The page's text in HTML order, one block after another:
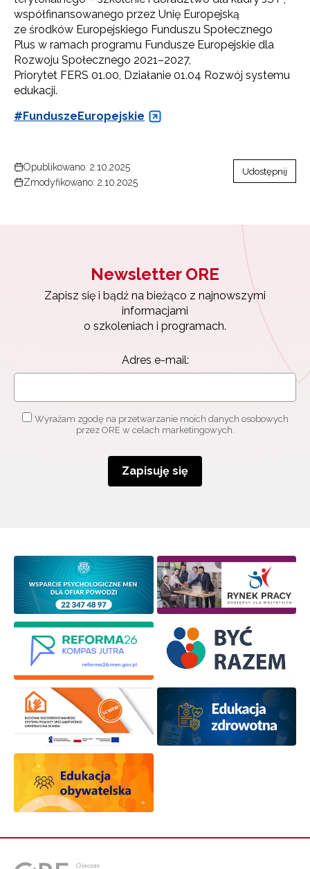
współfinansowanego przez Unię Europejską
ze środków Europejskiego Funduszu Społecznego
Plus w ramach programu Fundusze Europejskie dla
Rozwoju Społecznego 2021–2027,
Priorytet FERS 01.00, Działanie 01.04 Rozwój systemu
edukacji.
#FunduszeEuropejskie
Opublikowano: 2.10.2025
Zmodyfikowano: 2.10.2025
Udostępnij
Newsletter ORE
Zapisz się i bądź na bieżąco z najnowszymi
informacjami
o szkoleniach i programach.
Adres e-mail:
Wyrażam zgodę na przetwarzanie moich danych osobowych
przez ORE w celach marketingowych.
Zapisuję się
Zapisz się i bądź na bieżąco z najnowszymi
informacjami
o szkoleniach i programach.
Adres e-mail:
Wyrażam zgodę na przetwarzanie moich danych
osobowych przez ORE w celach marketingowych.